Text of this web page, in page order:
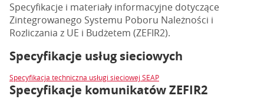
Specyfikacje i materiały informacyjne dotyczące
Zintegrowanego Systemu Poboru Należności i
Rozliczania z UE i Budżetem (ZEFIR2).
Specyfikacje usług sieciowych
Specyfikacja techniczna usługi sieciowej SEAP
Specyfikacje komunikatów ZEFIR2